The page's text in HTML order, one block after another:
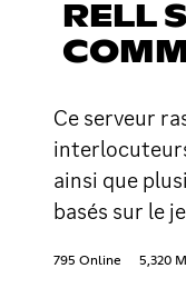
RELL
Ce serveur
ainsi que
basés sur le
795 Online 5,320